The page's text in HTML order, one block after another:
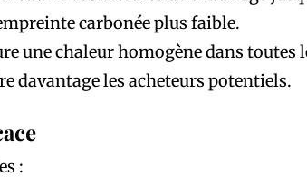
carbonée plus faible.
une chaleur homogène dans toutes
davantage les acheteurs potentiels.
: